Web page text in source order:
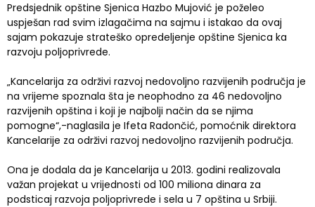
Predsjednik opštine Sjenica Hazbo Mujović je poželeo
uspješan rad svim izlagačima na sajmu i istakao da ovaj
sajam pokazuje strateško opredeljenje opštine Sjenica ka
razvoju poljoprivrede.
„Kancelarija za održivi razvoj nedovoljno razvijenih područja je
na vrijeme spoznala šta je neophodno za 46 nedovoljno
razvijenih opština i koji je najbolji način da se njima
pomogne“,-naglasila je Ifeta Radončić, pomoćnik direktora
Kancelarije za održivi razvoj nedovoljno razvijenih područja.
Ona je dodala da je Kancelarija u 2013. godini realizovala
važan projekat u vrijednosti od 100 miliona dinara za
podsticaj razvoja poljoprivrede i sela u 7 opština u Srbiji.